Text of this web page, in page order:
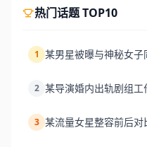
热门话题 TOP10
1 某男星被曝与神秘女子
2 某导演婚内出轨剧组工
3 某流量女星整容前后对